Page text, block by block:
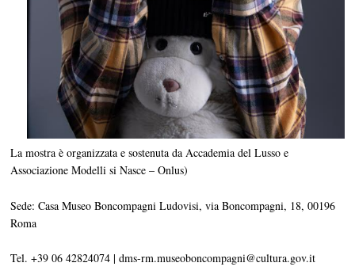
La mostra è organizzata e sostenuta da Accademia del Lusso e
Associazione Modelli si Nasce – Onlus)
Sede: Casa Museo Boncompagni Ludovisi, via Boncompagni, 18, 00196
Roma
Tel. +39 06 42824074 | dms-rm.museoboncompagni@cultura.gov.it